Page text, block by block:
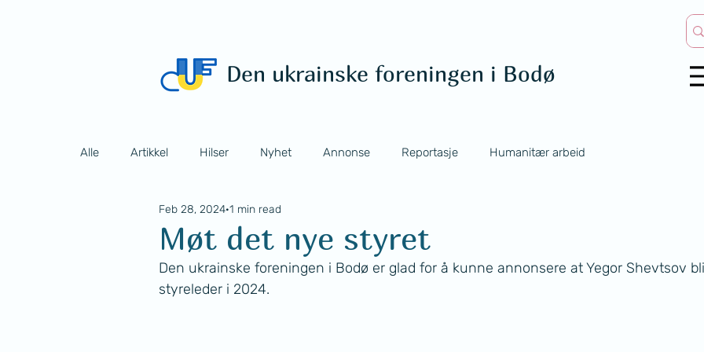
Den ukrainske foreningen i Bodø
Alle Artikkel Hilser Nyhet Annonse Reportasje Humanitær arbeid
Møt det nye styret
Feb 28, 2024 1 min read
Den ukrainske foreningen i Bodø er glad for å kunne annonsere at Yegor Shevtsov
styreleder i 2024.